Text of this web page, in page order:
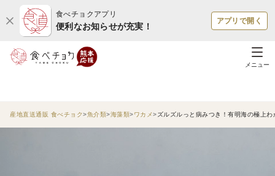
食べチョクアプリ
便利なお知らせが充実！
アプリで開く
メニュー
産地直送通販 食べチョク 魚介類 海藻類 ワカメ ズルズルっと病みつき！有明海の極上